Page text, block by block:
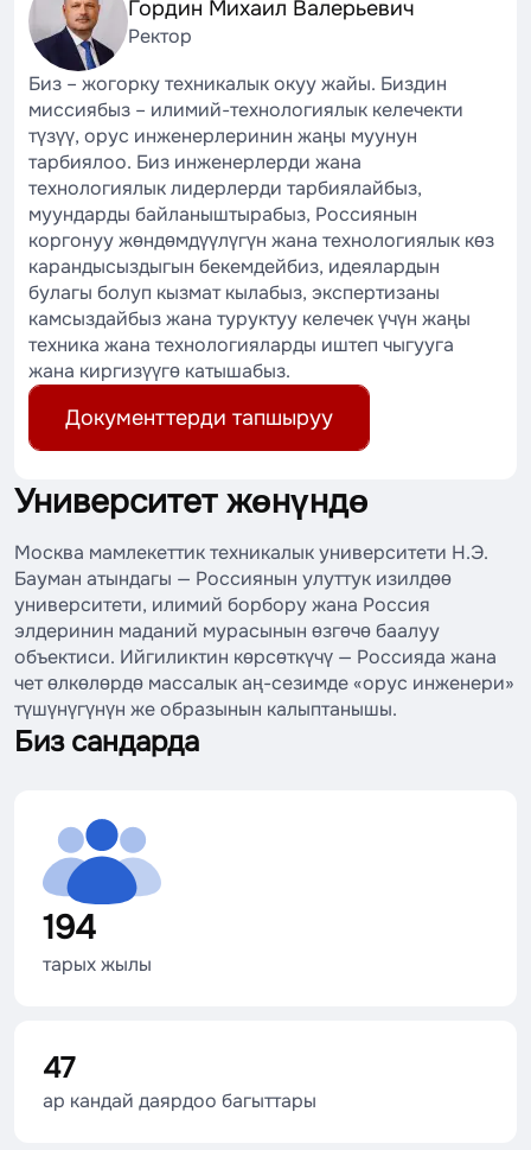
Гордин Михаил Валерьевич
Ректор
Биз – жогорку техникалык окуу жайы. Биздин
миссиябыз – илимий-технологиялык келечекти
түзүү, орус инженерлеринин жаңы муунун
тарбиялоо. Биз инженерлерди жана
технологиялык лидерлерди тарбиялайбыз,
муундарды байланыштырабыз, Россиянын
коргонуу жөндөмдүүлүгүн жана технологиялык көз
карандысыздыгын бекемдейбиз, идеялардын
булагы болуп кызмат кылабыз, экспертизаны
камсыздайбыз жана туруктуу келечек үчүн жаңы
техника жана технологияларды иштеп чыгууга
жана киргизүүгө катышабыз.
Документтерди тапшыруу
Университет жөнүндө
Москва мамлекеттик техникалык университети Н.Э.
Бауман атындагы — Россиянын улуттук изилдөө
университети, илимий борбору жана Россия
элдеринин маданий мурасынын өзгөчө баалуу
объектиси. Ийгиликтин көрсөткүчү — Россияда жана
чет өлкөлөрдө массалык аң-сезимде «орус инженери»
түшүнүгүнүн же образынын калыптанышы.
Биз сандарда
194
тарых жылы
47
ар кандай даярдоо багыттары